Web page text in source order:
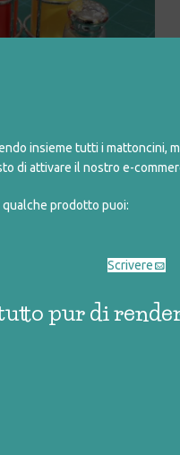
insieme tutti i mattoncini,
di attivare il nostro e-
prodotto puoi:
Scrivere
pur di
€5,00